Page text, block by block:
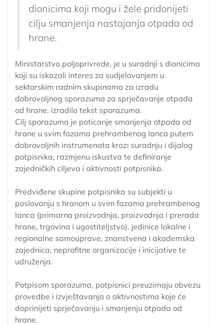
dionicima koji mogu i žele pridonijeti
cilju smanjenja nastajanja otpada od
hrane.
Ministarstvo poljoprivrede, je u suradnji s dionicima
koji su iskazali interes za sudjelovanjem u
sektorskim radnim skupinama za izradu
dobrovoljnog sporazuma za sprječavanje otpada
od hrane, izradilo tekst sporazuma.
Cilj sporazuma je poticanje smanjenja otpada od
hrane u svim fazama prehrambenog lanca putem
dobrovoljnih instrumenata kroz: suradnju i dijalog
potpisnika, razmjenu iskustva te definiranje
zajedničkih ciljeva i aktivnosti potpisnika.
Predviđene skupine potpisnika su subjekti u
poslovanju s hranom u svim fazama prehrambenog
lanca (primarna proizvodnja, proizvodnja i prerada
hrane, trgovina i ugostiteljstvo), jedinice lokalne i
regionalne samouprave, znanstvena i akademska
zajednica, neprofitne organizacije i inicijative te
udruženja.
Potpisom sporazuma, potpisnici preuzimaju obvezu
provedbe i izvještavanja o aktivnostima koje će
doprinijeti sprječavanju i smanjenju otpada od
hrane.